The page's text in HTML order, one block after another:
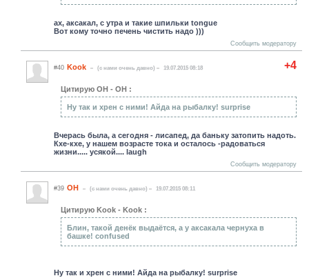
ах, аксакал, с утра и такие шпильки tongue
Вот кому точно печень чистить надо )))
Сообщить модератору
+4
#40 Kook (c нами очень давно) 19.07.2015 08:18
Цитирую ОН - ОН :
Ну так и хрен с ними! Айда на рыбалку! surprise
Вчерась была, а сегодня - лисапед, да баньку затопить надоть.
Кхе-кхе, у нашем возрасте тока и осталось -радоваться
жизни..... усякой.... laugh
Сообщить модератору
#39 ОН (c нами очень давно) 19.07.2015 08:11
Цитирую Kook - Kook :
Блин, такой денёк выдаётся, а у аксакала чернуха в
башке! confused
Ну так и хрен с ними! Айда на рыбалку! surprise